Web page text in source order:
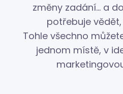
změny zadání… a
potřebuje
Tohle všechno
jednom místě, v